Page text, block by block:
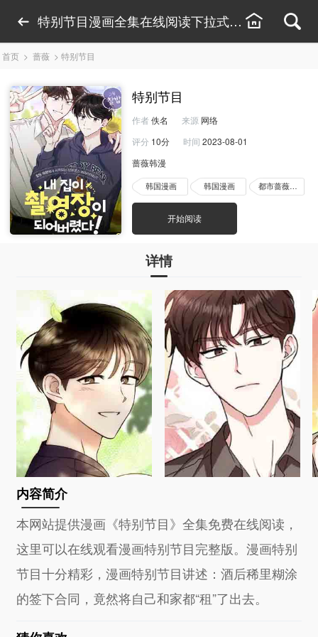
特别节目漫画全集在线阅读下拉式-特别节目漫画
首页 > 蔷薇 > 特别节目
特别节目
作者 佚名 来源 网络
评分 10分 时间 2023-08-01
蔷薇韩漫
韩国漫画 韩国漫画 都市蔷薇漫画
开始阅读
详情
内容简介
本网站提供漫画《特别节目》全集免费在线阅读，
这里可以在线观看漫画特别节目完整版。漫画特别
节目十分精彩，漫画特别节目讲述：酒后稀里糊涂
的签下合同，竟然将自己和家都“租”了出去。